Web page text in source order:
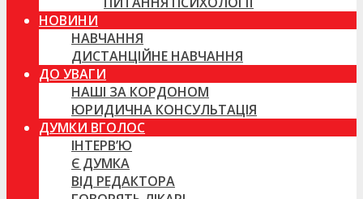
НОВИНИ
НАВЧАННЯ
ДИСТАНЦІЙНЕ НАВЧАННЯ
ДО УВАГИ
НАШІ ЗА КОРДОНОМ
ЮРИДИЧНА КОНСУЛЬТАЦІЯ
ДУМКИ ВГОЛОС
ІНТЕРВ’Ю
Є ДУМКА
ВІД РЕДАКТОРА